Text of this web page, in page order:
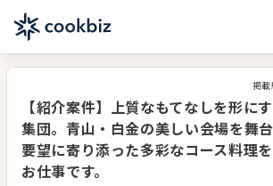
掲載
【紹介案件】上質なもてなしを形に
集団。青山・白金の美しい会場を舞
要望に寄り添った多彩なコース料理
お仕事です。